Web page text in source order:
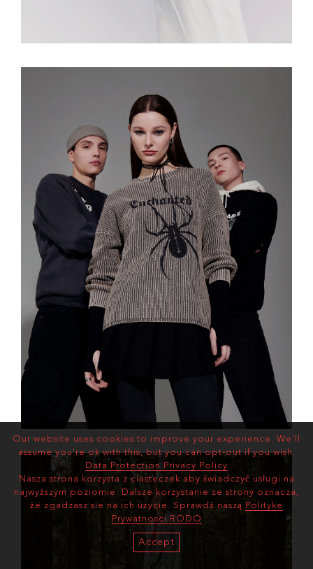
Our website uses cookies to improve your experience. We'll
assume you're ok with this, but you can opt-out if you wish.
Data Protection Privacy Policy
Nasza strona korzysta z ciasteczek aby świadczyć usługi na
najwyższym poziomie. Dalsze korzystanie ze strony oznacza,
że zgadzasz sie na ich użycie. Sprawdź naszą Polityke
Prywatnosci RODO
Accept